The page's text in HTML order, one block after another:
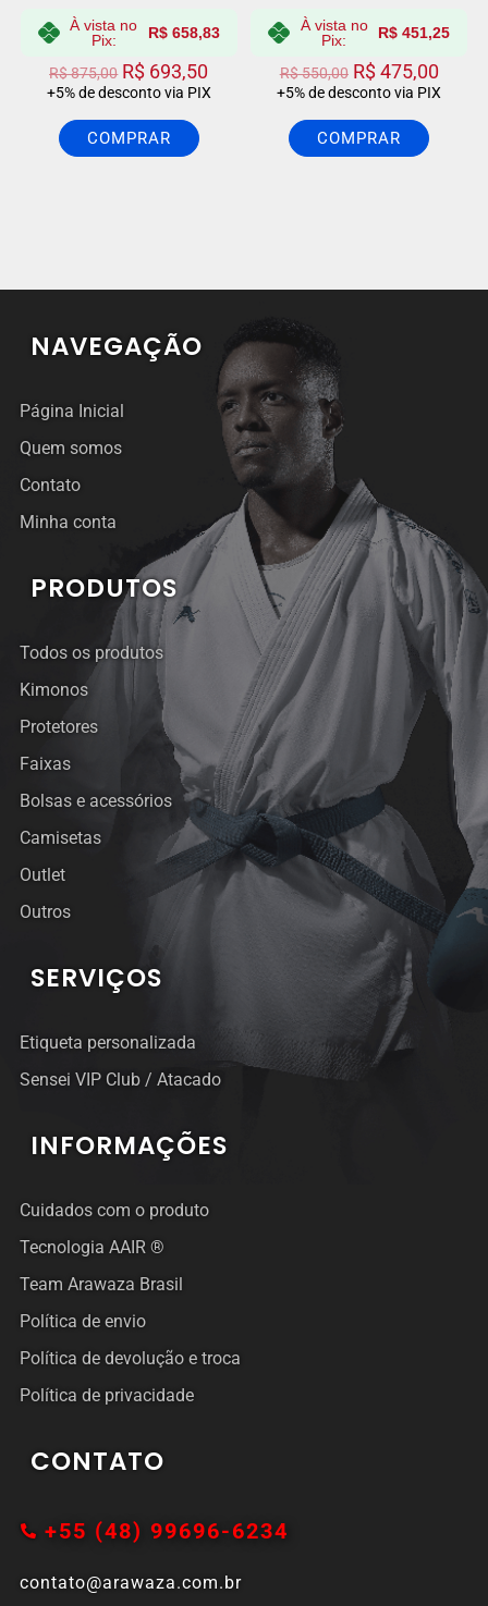
À vista no
Pix:
R$658,83
R$875,00 R$ 693,50
+5% de desconto via PIX
COMPRAR
À vista no
Pix:
R$ 451,25
R$550,00 R$475,00
+5% de desconto via PIX
COMPRAR
NAVEGAÇÃO
Página Inicial
Quem somos
Contato
Minha conta
PRODUTOS
Todos os produtos
Kimonos
Protetores
Faixas
Bolsas e acessórios
Camisetas
Outlet
Outros
SERVIÇOS
Etiqueta personalizada
Sensei VIP Club / Atacado
INFORMAÇÕES
Cuidados com o produto
Tecnologia AAIR ®
Team Arawaza Brasil
Política de envio
Política de devolução e troca
Política de privacidade
CONTATO
+55 (48) 99696-6234
contato@arawaza.com.br